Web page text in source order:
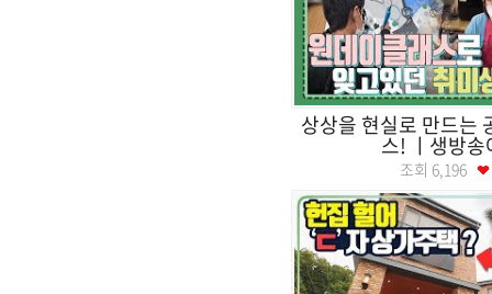
상상을 현실로 만드는
스! ㅣ생방
조회 6,196